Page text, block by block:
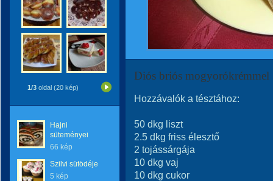
1/3 oldal (20 kép)
Hajni
süteményei
66 kép
Szilvi sütödéje
5 kép
Diós briós mogyorókrémmel
Hozzávalók a tésztához:
50 dkg liszt
2.5 dkg friss élesztő
2 tojássárgája
10 dkg vaj
10 dkg cukor